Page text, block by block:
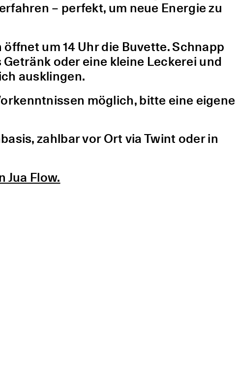
– perfekt, um neue Energie zu
um 14 Uhr die Buvette. Schnapp
oder eine kleine Leckerei und
ausklingen.
möglich, bitte eine eigene
zahlbar vor Ort via Twint oder in
Jua Flow.